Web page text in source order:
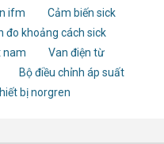
ifm
Cảm biến sick
đo khoảng cách sick
nam
Van điện từ
Bộ điều chỉnh áp suất
bị norgren